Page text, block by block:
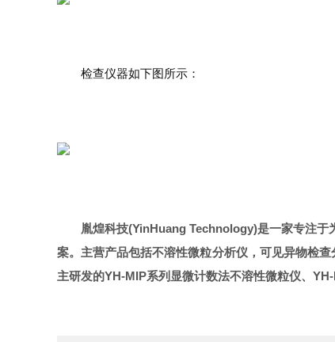
检查仪器如下图所示：
胤煌科技(YinHuang Technology)是一家专注
案。主营产品包括不溶性微粒分析仪，可见异物检
主研发的YH-MIP系列显微计数法不溶性微粒仪、